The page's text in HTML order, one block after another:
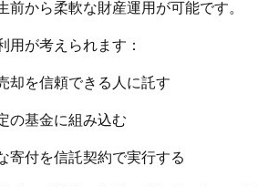
前から柔軟な財産運用が可能です。
用が考えられます：
却を信頼できる人に託す
の基金に組み込む
寄付を信託契約で実行する